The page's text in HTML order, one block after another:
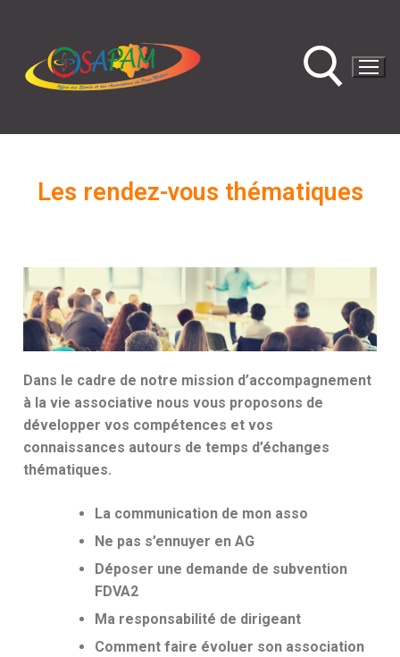
Les rendez-vous thématiques
Dans le cadre de notre mission d’accompagnement
à la vie associative nous vous proposons de
développer vos compétences et vos
connaissances autours de temps d’échanges
thématiques.
La communication de mon asso
Ne pas s’ennuyer en AG
Déposer une demande de subvention
FDVA2
Ma responsabilité de dirigeant
Comment faire évoluer son association